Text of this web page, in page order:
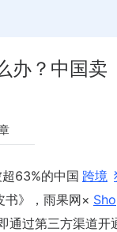
办？中国卖
63%的中国 跨境
书》，雨果网×
通过第三方渠道